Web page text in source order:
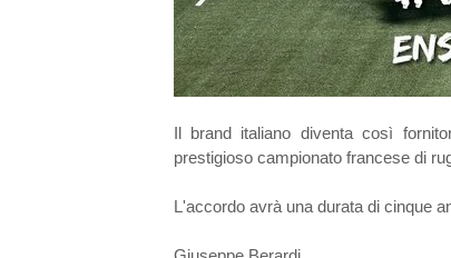
Il brand italiano diventa così
prestigioso campionato francese di
L'accordo avrà una durata di cinque